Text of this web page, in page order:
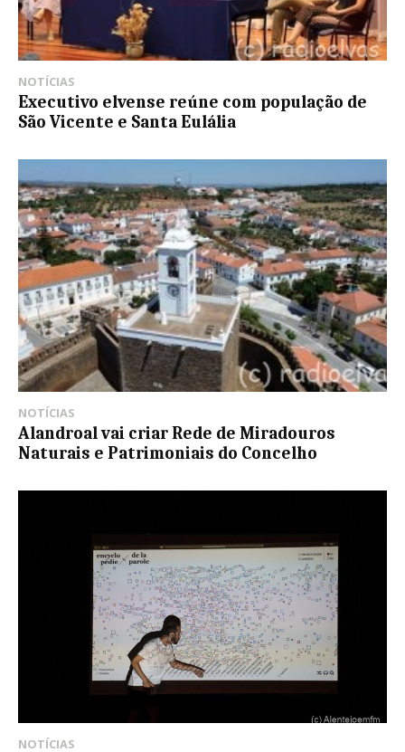
NOTÍCIAS
Executivo elvense reúne com população de
São Vicente e Santa Eulália
NOTÍCIAS
Alandroal vai criar Rede de Miradouros
Naturais e Patrimoniais do Concelho
NOTÍCIAS